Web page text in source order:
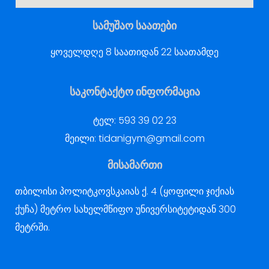
სამუშაო საათები
ყოველდღე 8 საათიდან 22 საათამდე
საკონტაქტო ინფორმაცია
ტელ: 593 39 02 23
მეილი: tidanigym@gmail.com
მისამართი
თბილისი პოლიტკოვსკაიას ქ. 4 (ყოფილი ჯიქიას
ქუჩა) მეტრო სახელმწიფო უნივერსიტეტიდან 300
მეტრში.